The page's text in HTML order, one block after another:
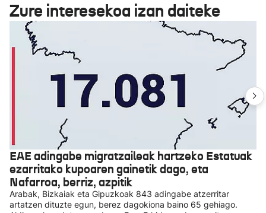
Zure interesekoa izan daiteke
EAE adingabe migratzaileak hartzeko Estatuak
ezarritako kupoaren gainetik dago, eta
Nafarroa, berriz, azpitik
Arabak, Bizkaiak eta Gipuzkoak 843 adingabe atzerritar
artatzen dituzte egun, berez dagokiona baino 65 gehiago.